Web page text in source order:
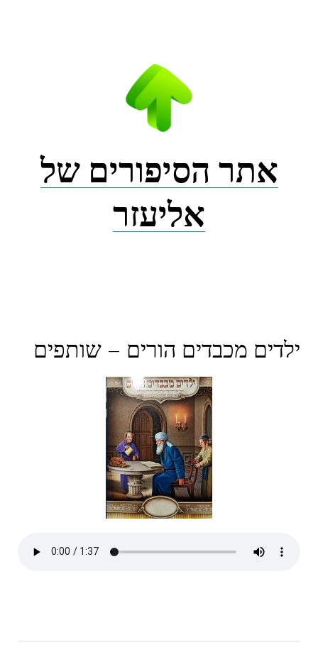
אתר הסיפורים של
אליעזר
ילדים מכבדים הורים – שותפים